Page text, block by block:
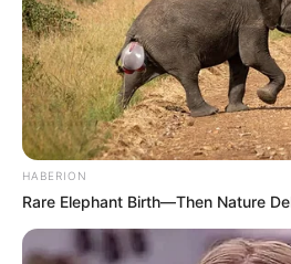
akrab dengan makanan yang satu ini,
HABERION
Rare Elephant Birth—Then Nature